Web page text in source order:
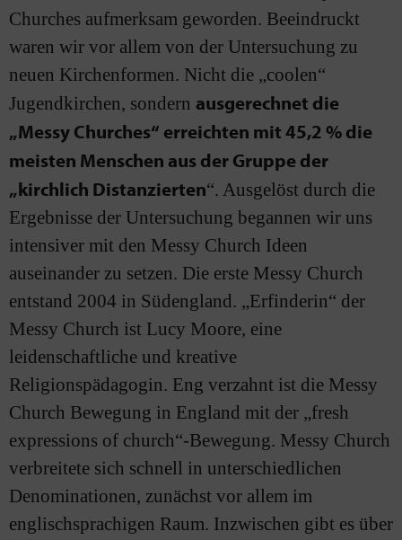
Churches aufmerksam geworden. Beeindruckt
waren wir vor allem von der Untersuchung zu
neuen Kirchenformen. Nicht die „coolen“
Jugendkirchen, sondern ausgerechnet die
„Messy Churches“ erreichten mit 45,2 % die
meisten Menschen aus der Gruppe der
„kirchlich Distanzierten“. Ausgelöst durch die
Ergebnisse der Untersuchung begannen wir uns
intensiver mit den Messy Church Ideen
auseinander zu setzen. Die erste Messy Church
entstand 2004 in Südengland. „Erfinderin“ der
Messy Church ist Lucy Moore, eine
leidenschaftliche und kreative
Religionspädagogin. Eng verzahnt ist die Messy
Church Bewegung in England mit der „fresh
expressions of church“-Bewegung. Messy Church
verbreitete sich schnell in unterschiedlichen
Denominationen, zunächst vor allem im
englischsprachigen Raum. Inzwischen gibt es über